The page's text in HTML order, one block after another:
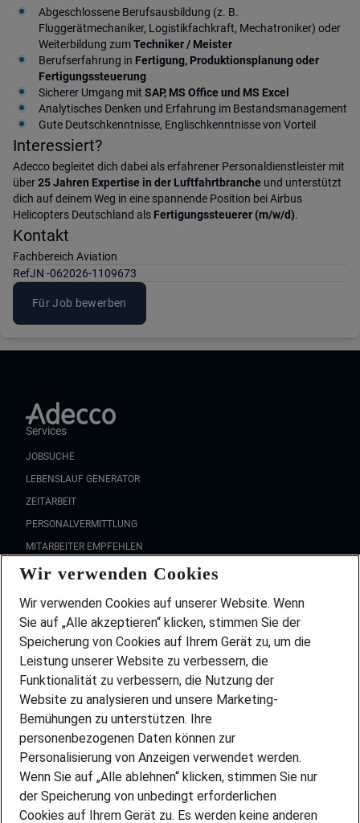
Abgeschlossene Berufsausbildung (z. B.
Fluggerätmechaniker, Logistikfachkraft, Mechatroniker) oder
Weiterbildung zumTechniker / Meister
Berufserfahrung in Fertigung, Produktionsplanung oder
Fertigungssteuerung
Sicherer Umgang mit SAP, MS Office und MS Excel
Analytisches Denken und Erfahrung im Bestandsmanagement
Gute Deutschkenntnisse, Englischkenntnisse von Vorteil
Interessiert?
Adecco begleitet dich dabei als erfahrener Personaldienstleister mit
über25 Jahren Expertise in der Luftfahrtbranche und unterstützt
dich auf deinem Weg in eine spannende Position bei Airbus
Helicopters Deutschland als Fertigungssteuerer (m/w/d).
Kontakt
Fachbereich Aviation
RefJN -062026-1109673
Für Job bewerben
Services
JOBSUCHE
LEBENSLAUF GENERATOR
ZEITARBEIT
PERSONALVERMITTLUNG
MITARBEITER EMPFEHLEN
FAQ
Wir stellen ein!
DEINE BERUFSGRUPPE
DEINE LEBENSSITUATION
PARTNERSHIP WITH AIRBUS
INITIATIV BEWERBEN
ÜBER UNS
STANDORTE
BLOG
PRESSE
Wir verwenden Cookies
Wir verwenden Cookies auf unserer Website. Wenn
Sie auf „Alle akzeptieren“ klicken, stimmen Sie der
Speicherung von Cookies auf Ihrem Gerät zu, um die
Leistung unserer Website zu verbessern, die
Funktionalität zu verbessern, die Nutzung der
Website zu analysieren und unsere Marketing-
Bemühungen zu unterstützen. Ihre
personenbezogenen Daten können zur
Personalisierung von Anzeigen verwendet werden.
Wenn Sie auf „Alle ablehnen“ klicken, stimmen Sie nur
der Speicherung von unbedingt erforderlichen
Cookies auf Ihrem Gerät zu. Es werden keine anderen